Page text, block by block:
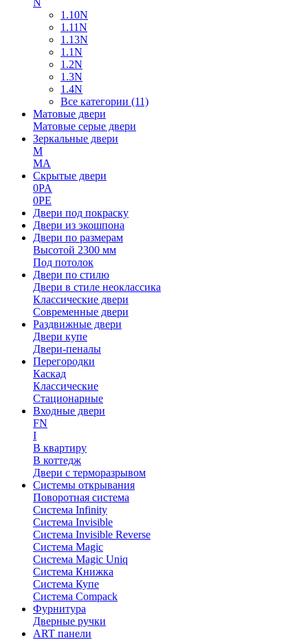
N
1.10N
1.11N
1.13N
1.1N
1.2N
1.3N
1.4N
Все категории (11)
Матовые двери
Матовые серые двери
Зеркальные двери
M
MA
Скрытые двери
0PA
0PE
Двери под покраску
Двери из экошпона
Двери по размерам
Высотой 2300 мм
Под потолок
Двери по стилю
Двери в стиле неоклассика
Классические двери
Современные двери
Раздвижные двери
Двери купе
Двери-пеналы
Перегородки
Каскад
Классические
Стационарные
Входные двери
FN
I
В квартиру
В коттедж
Двери с терморазрывом
Системы открывания
Поворотная система
Система Infinity
Система Invisible
Система Invisible Reverse
Система Magic
Система Magic Uniq
Система Книжка
Система Купе
Система Compack
Фурнитура
Дверные ручки
ART панели